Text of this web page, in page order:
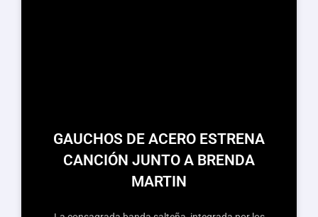
GAUCHOS DE ACERO ESTRENA
CANCIÓN JUNTO A BRENDA
MARTIN